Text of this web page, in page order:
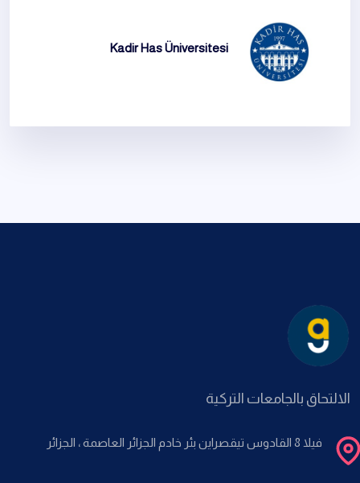
Kadir Has Üniversitesi
الالتحاق بالجامعات التركية
فيلا 8 القادوس تيقصراين بئر خادم الجزائر العاصمة ، الجزائر